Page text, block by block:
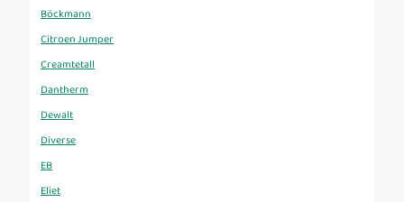
Böckmann
Citroen Jumper
Creamtetall
Dantherm
Dewalt
Diverse
EB
Eliet